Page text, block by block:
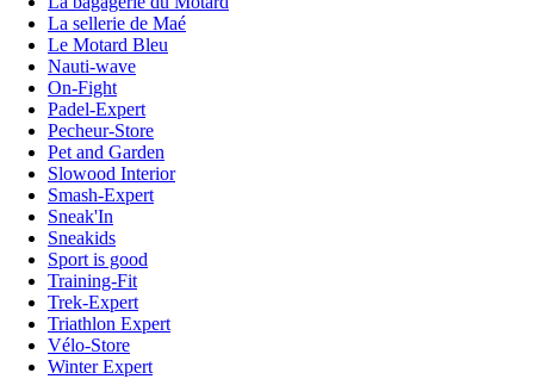
La sellerie de Maé
Le Motard Bleu
Nauti-wave
On-Fight
Padel-Expert
Pecheur-Store
Pet and Garden
Slowood Interior
Smash-Expert
Sneak'In
Sneakids
Sport is good
Training-Fit
Trek-Expert
Triathlon Expert
Vélo-Store
Winter Expert